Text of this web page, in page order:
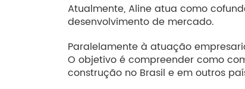
Atualmente, Aline atua como
desenvolvimento de mercado.
Paralelamente à atuação
O objetivo é compreender como
construção no Brasil e em outros